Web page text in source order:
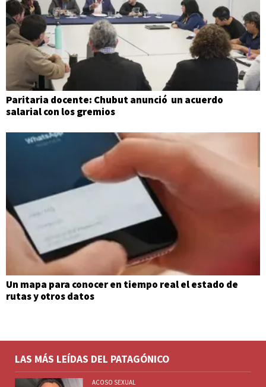
Paritaria docente: Chubut anunció un acuerdo
salarial con los gremios
Un mapa para conocer en tiempo real el estado de
rutas y otros datos
LAS MÁS LEÍDAS DEL PATAGÓNICO
ACOSO SEXUAL